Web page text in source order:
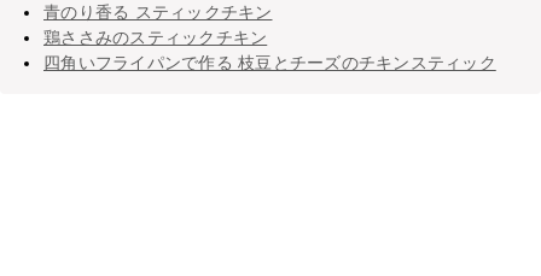
青のり香る スティックチキン
鶏ささみのスティックチキン
四角いフライパンで作る 枝豆とチーズのチキンスティック